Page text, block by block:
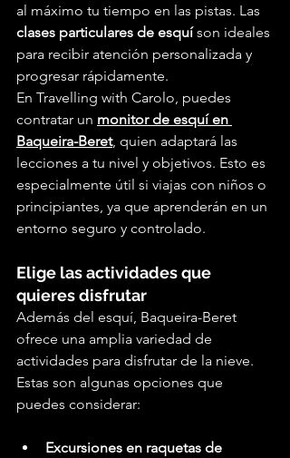
al máximo tu tiempo en las pistas. Las
clases particulares de esquí son ideales
para recibir atención personalizada y
progresar rápidamente.
En Travelling with Carolo, puedes
contratar un monitor de esquí en
Baqueira-Beret, quien adaptará las
lecciones a tu nivel y objetivos. Esto es
especialmente útil si viajas con niños o
principiantes, ya que aprenderán en un
entorno seguro y controlado.
Elige las actividades que
quieres disfrutar
Además del esquí, Baqueira-Beret
ofrece una amplia variedad de
actividades para disfrutar de la nieve.
Estas son algunas opciones que
puedes considerar:
Excursiones en raquetas de